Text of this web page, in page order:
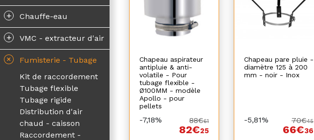
+ Chauffe-eau
+ VMC - extracteur d'air
+
Fumisterie - Tubage
Kit de raccordement
Tubage flexible
Tubage rigide
Distribution d'air
chaud - caisson
Raccordement -
Chapeau aspirateur
antipluie & anti-
volatile - Pour
tubage flexible -
Ø100MM - modèle
Apollo - pour
pellets
-7,18% 88€61
82€25
Chapeau pare pluie -
diamètre 125 à 200
mm - noir - Inox
-5,81% 70€45
66€36